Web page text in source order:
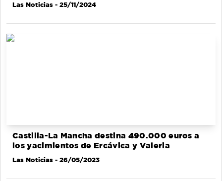
Las Noticias - 25/11/2024
Castilla-La Mancha destina 490.000 euros a
los yacimientos de Ercávica y Valeria
Las Noticias - 26/05/2023